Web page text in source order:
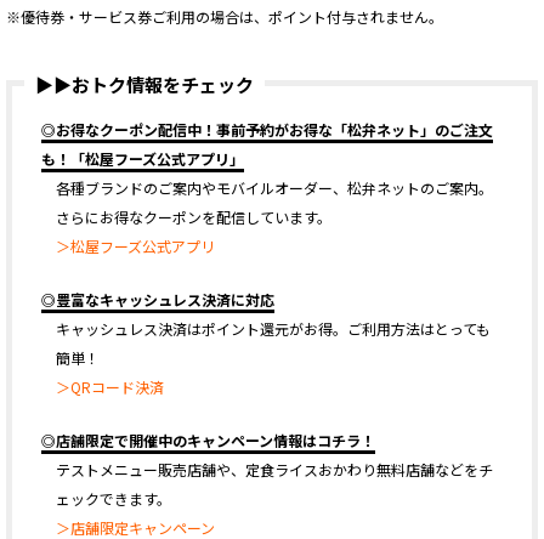
※優待券・サービス券ご利用の場合は、ポイント付与されません。
▶▶おトク情報をチェック
◎お得なクーポン配信中！事前予約がお得な「松弁ネット」のご注文
も！「松屋フーズ公式アプリ」
各種ブランドのご案内やモバイルオーダー、松弁ネットのご案内。
さらにお得なクーポンを配信しています。
＞松屋フーズ公式アプリ
◎豊富なキャッシュレス決済に対応
キャッシュレス決済はポイント還元がお得。ご利用方法はとっても
簡単！
＞QRコード決済
◎店舗限定で開催中のキャンペーン情報はコチラ！
テストメニュー販売店舗や、定食ライスおかわり無料店舗などをチ
ェックできます。
＞店舗限定キャンペーン